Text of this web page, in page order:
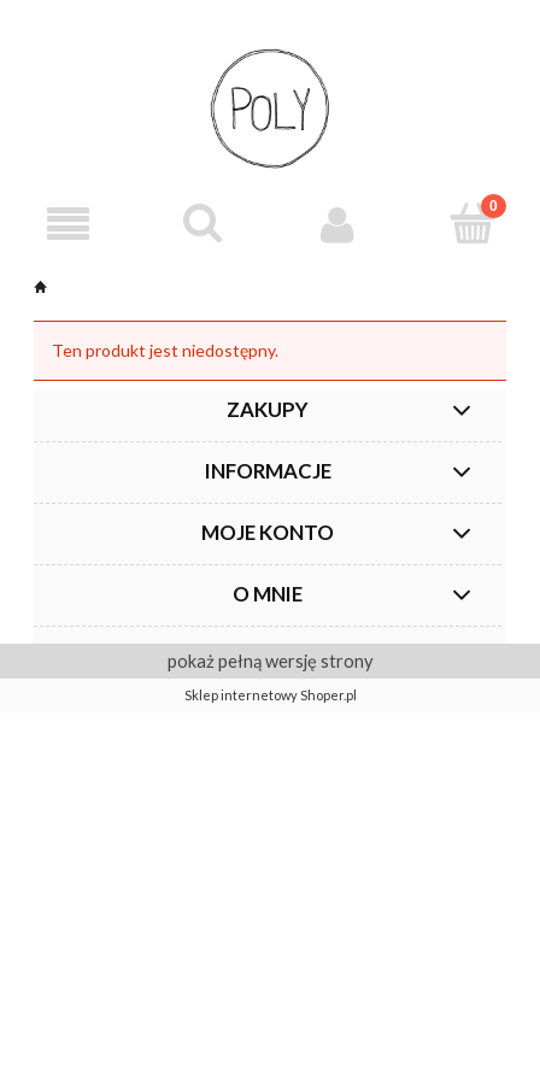
Ten produkt jest niedostępny.
ZAKUPY
INFORMACJE
MOJE KONTO
O MNIE
pokaż pełną wersję strony
Sklep internetowy Shoper.pl